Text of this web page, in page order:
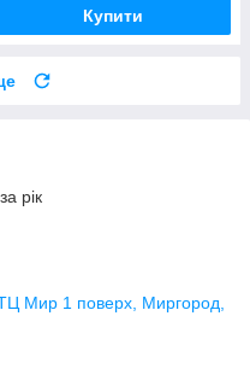
Купити
рік
Мир 1 поверх, Миргород,